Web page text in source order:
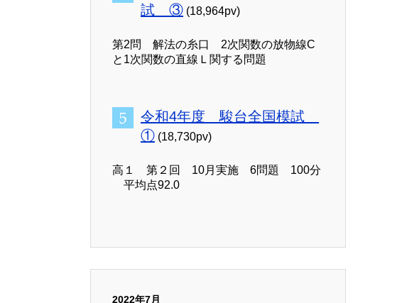
試 ③ (18,964pv)
第2問 解法の糸口 2次関数の放物線C
と1次関数の直線Ｌ関する問題
令和4年度 駿台全国模試
① (18,730pv)
高１ 第２回 10月実施 6問題 100分
平均点92.0
2022年7月